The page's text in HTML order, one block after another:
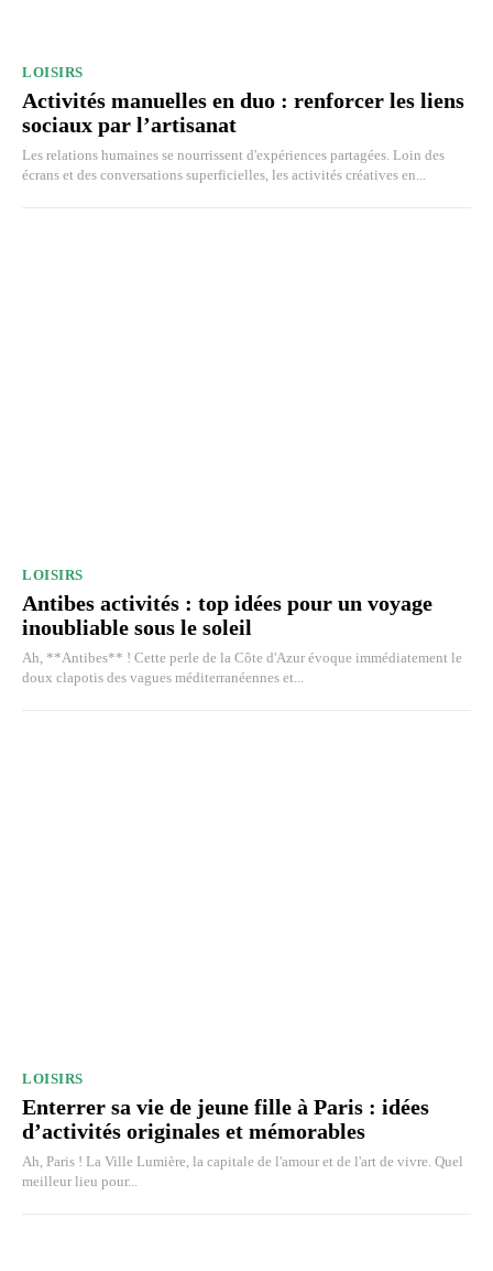
LOISIRS
Activités manuelles en duo : renforcer les liens
sociaux par l’artisanat
Les relations humaines se nourrissent d'expériences partagées. Loin des
écrans et des conversations superficielles, les activités créatives en...
LOISIRS
Antibes activités : top idées pour un voyage
inoubliable sous le soleil
Ah, **Antibes** ! Cette perle de la Côte d'Azur évoque immédiatement le
doux clapotis des vagues méditerranéennes et...
LOISIRS
Enterrer sa vie de jeune fille à Paris : idées
d’activités originales et mémorables
Ah, Paris ! La Ville Lumière, la capitale de l'amour et de l'art de vivre. Quel
meilleur lieu pour...